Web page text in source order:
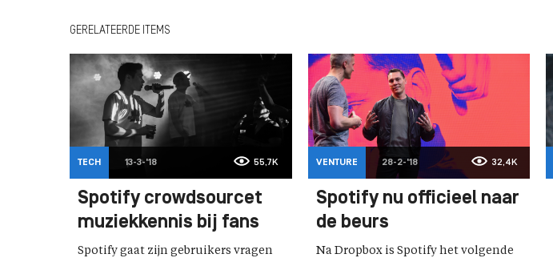
GERELATEERDE ITEMS
TECH 13-3-'18 55,7K
Spotify crowdsourcet
muziekkennis bij fans
Spotify gaat zijn gebruikers vragen
VENTURE 28-2-'18 32,4K
Spotify nu officieel naar
de beurs
Na Dropbox is Spotify het volgende